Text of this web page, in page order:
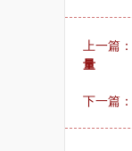
上一篇：
量
下一篇：